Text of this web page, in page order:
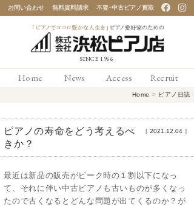
「ピアノでココロ豊かな
人生を」ピアノ愛好家の
ための 浜松ピアノ店
お問い合わせ 無料資料請求 不要･中古ピアノ買取
Home News Access Recruit
Home > ピアノ日誌
［ 2021.12.04］
ピアノの寿命をどう考えるべ
きか？
最近は新品の販売がピーク時の１割以下になっ
て、それに伴い中古ピアノも古いものが多くなっ
たので古くなるとどんな問題が出てくるのか？が